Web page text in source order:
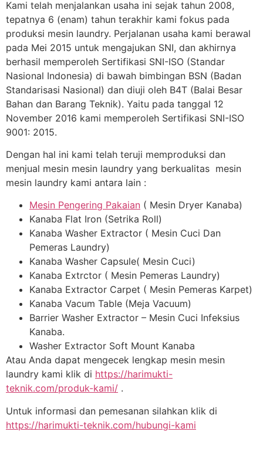
Kami telah menjalankan usaha ini sejak tahun 2008,
tepatnya 6 (enam) tahun terakhir kami fokus pada
produksi mesin laundry. Perjalanan usaha kami berawal
pada Mei 2015 untuk mengajukan SNI, dan akhirnya
berhasil memperoleh Sertifikasi SNI-ISO (Standar
Nasional Indonesia) di bawah bimbingan BSN (Badan
Standarisasi Nasional) dan diuji oleh B4T (Balai Besar
Bahan dan Barang Teknik). Yaitu pada tanggal 12
November 2016 kami memperoleh Sertifikasi SNI-ISO
9001: 2015.
Dengan hal ini kami telah teruji memproduksi dan
menjual mesin mesin laundry yang berkualitas mesin
mesin laundry kami antara lain :
Mesin Pengering Pakaian ( Mesin Dryer Kanaba)
Kanaba Flat Iron (Setrika Roll)
Kanaba Washer Extractor ( Mesin Cuci Dan
Pemeras Laundry)
Kanaba Washer Capsule( Mesin Cuci)
Kanaba Extrctor ( Mesin Pemeras Laundry)
Kanaba Extractor Carpet ( Mesin Pemeras Karpet)
Kanaba Vacum Table (Meja Vacuum)
Barrier Washer Extractor – Mesin Cuci Infeksius
Kanaba.
Washer Extractor Soft Mount Kanaba
Atau Anda dapat mengecek lengkap mesin mesin
laundry kami klik di https://harimukti-
teknik.com/produk-kami/ .
Untuk informasi dan pemesanan silahkan klik di
https://harimukti-teknik.com/hubungi-kami